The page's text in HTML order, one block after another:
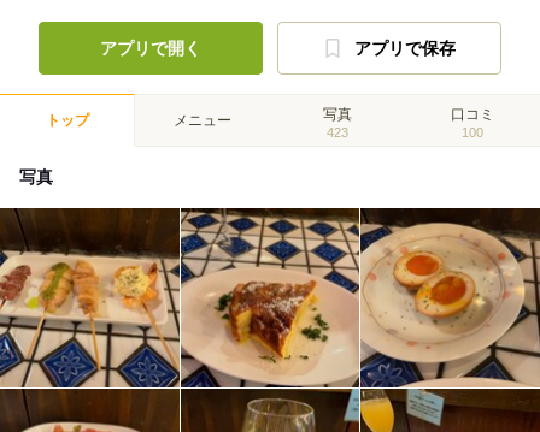
アプリで開く アプリで保存
トップ メニュー 写真
423
口コミ
100
写真